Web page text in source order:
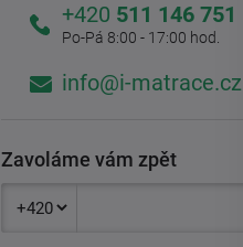
+420 511 146 751
Po-Pá 8:00 - 17:00 hod.
info@i-matrace.cz
Zavoláme vám zpět